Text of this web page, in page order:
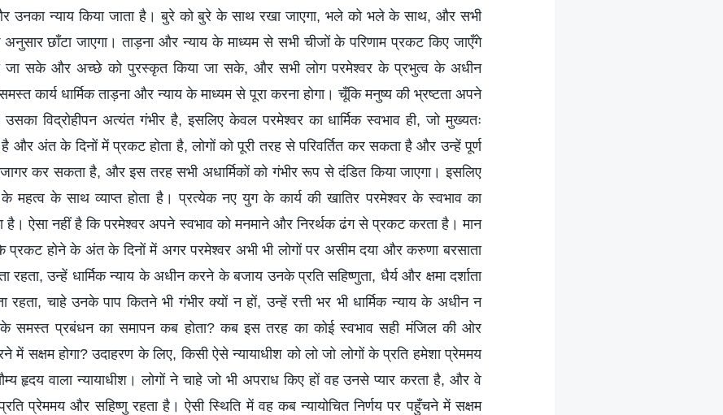
उनका न्याय किया जाता है। बुरे को बुरे के साथ रखा जाएगा, भले को भले के साथ, और सभी
छाँटा जाएगा। ताड़ना और न्याय के माध्यम से सभी चीजों के परिणाम प्रकट किए जाएँगे
जा सके और अच्छे को पुरस्कृत किया जा सके, और सभी लोग परमेश्वर के प्रभुत्व के अधीन
कार्य धार्मिक ताड़ना और न्याय के माध्यम से पूरा करना होगा। चूँकि मनुष्य की भ्रष्टता अपने
विद्रोहीपन अत्यंत गंभीर है, इसलिए केवल परमेश्वर का धार्मिक स्वभाव ही, जो मुख्यतः
और अंत के दिनों में प्रकट होता है, लोगों को पूरी तरह से परिवर्तित कर सकता है और उन्हें पूर्ण
कर सकता है, और इस तरह सभी अधार्मिकों को गंभीर रूप से दंडित किया जाएगा। इसलिए
महत्व के साथ व्याप्त होता है। प्रत्येक नए युग के कार्य की खातिर परमेश्वर के स्वभाव का
ऐसा नहीं है कि परमेश्वर अपने स्वभाव को मनमाने और निरर्थक ढंग से प्रकट करता है। मान
के प्रकट होने के अंत के दिनों में अगर परमेश्वर अभी भी लोगों पर असीम दया और करुणा बरसाता
उन्हें धार्मिक न्याय के अधीन करने के बजाय उनके प्रति सहिष्णुता, धैर्य और क्षमा दर्शाता
चाहे उनके पाप कितने भी गंभीर क्यों न हों, उन्हें रत्ती भर भी धार्मिक न्याय के अधीन न
के समस्त प्रबंधन का समापन कब होता? कब इस तरह का कोई स्वभाव सही मंजिल की ओर
में सक्षम होगा? उदाहरण के लिए, किसी ऐसे न्यायाधीश को लो जो लोगों के प्रति हमेशा प्रेममय
हृदय वाला न्यायाधीश। लोगों ने चाहे जो भी अपराध किए हों वह उनसे प्यार करता है, और वे
प्रेममय और सहिष्णु रहता है। ऐसी स्थिति में वह कब न्यायोचित निर्णय पर पहुँचने में सक्षम